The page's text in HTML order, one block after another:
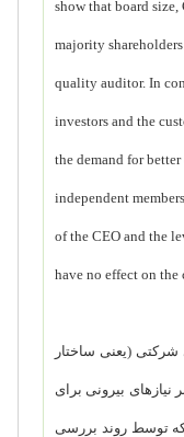
show that board
majority
quality auditor. In
investors and the
the demand for
independent
of the CEO and the
have no effect on
(یعنی ساختار
نیازهای بیرونی برای
توسط روند بررسی